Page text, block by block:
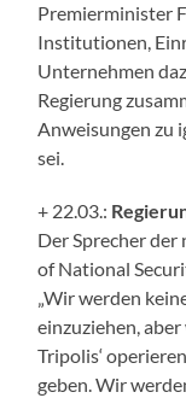
Premierminister
Institutionen,
Unternehmen
Regierung
Anweisungen zu
sei.
+ 22.03.:
Der Sprecher
of National
„Wir werden
einzuziehen,
Tripolis‘
geben. Wir